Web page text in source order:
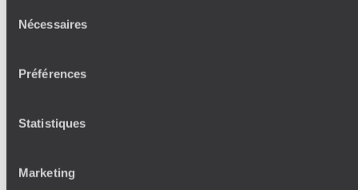
Nécessaires
Préférences
Statistiques
Marketing